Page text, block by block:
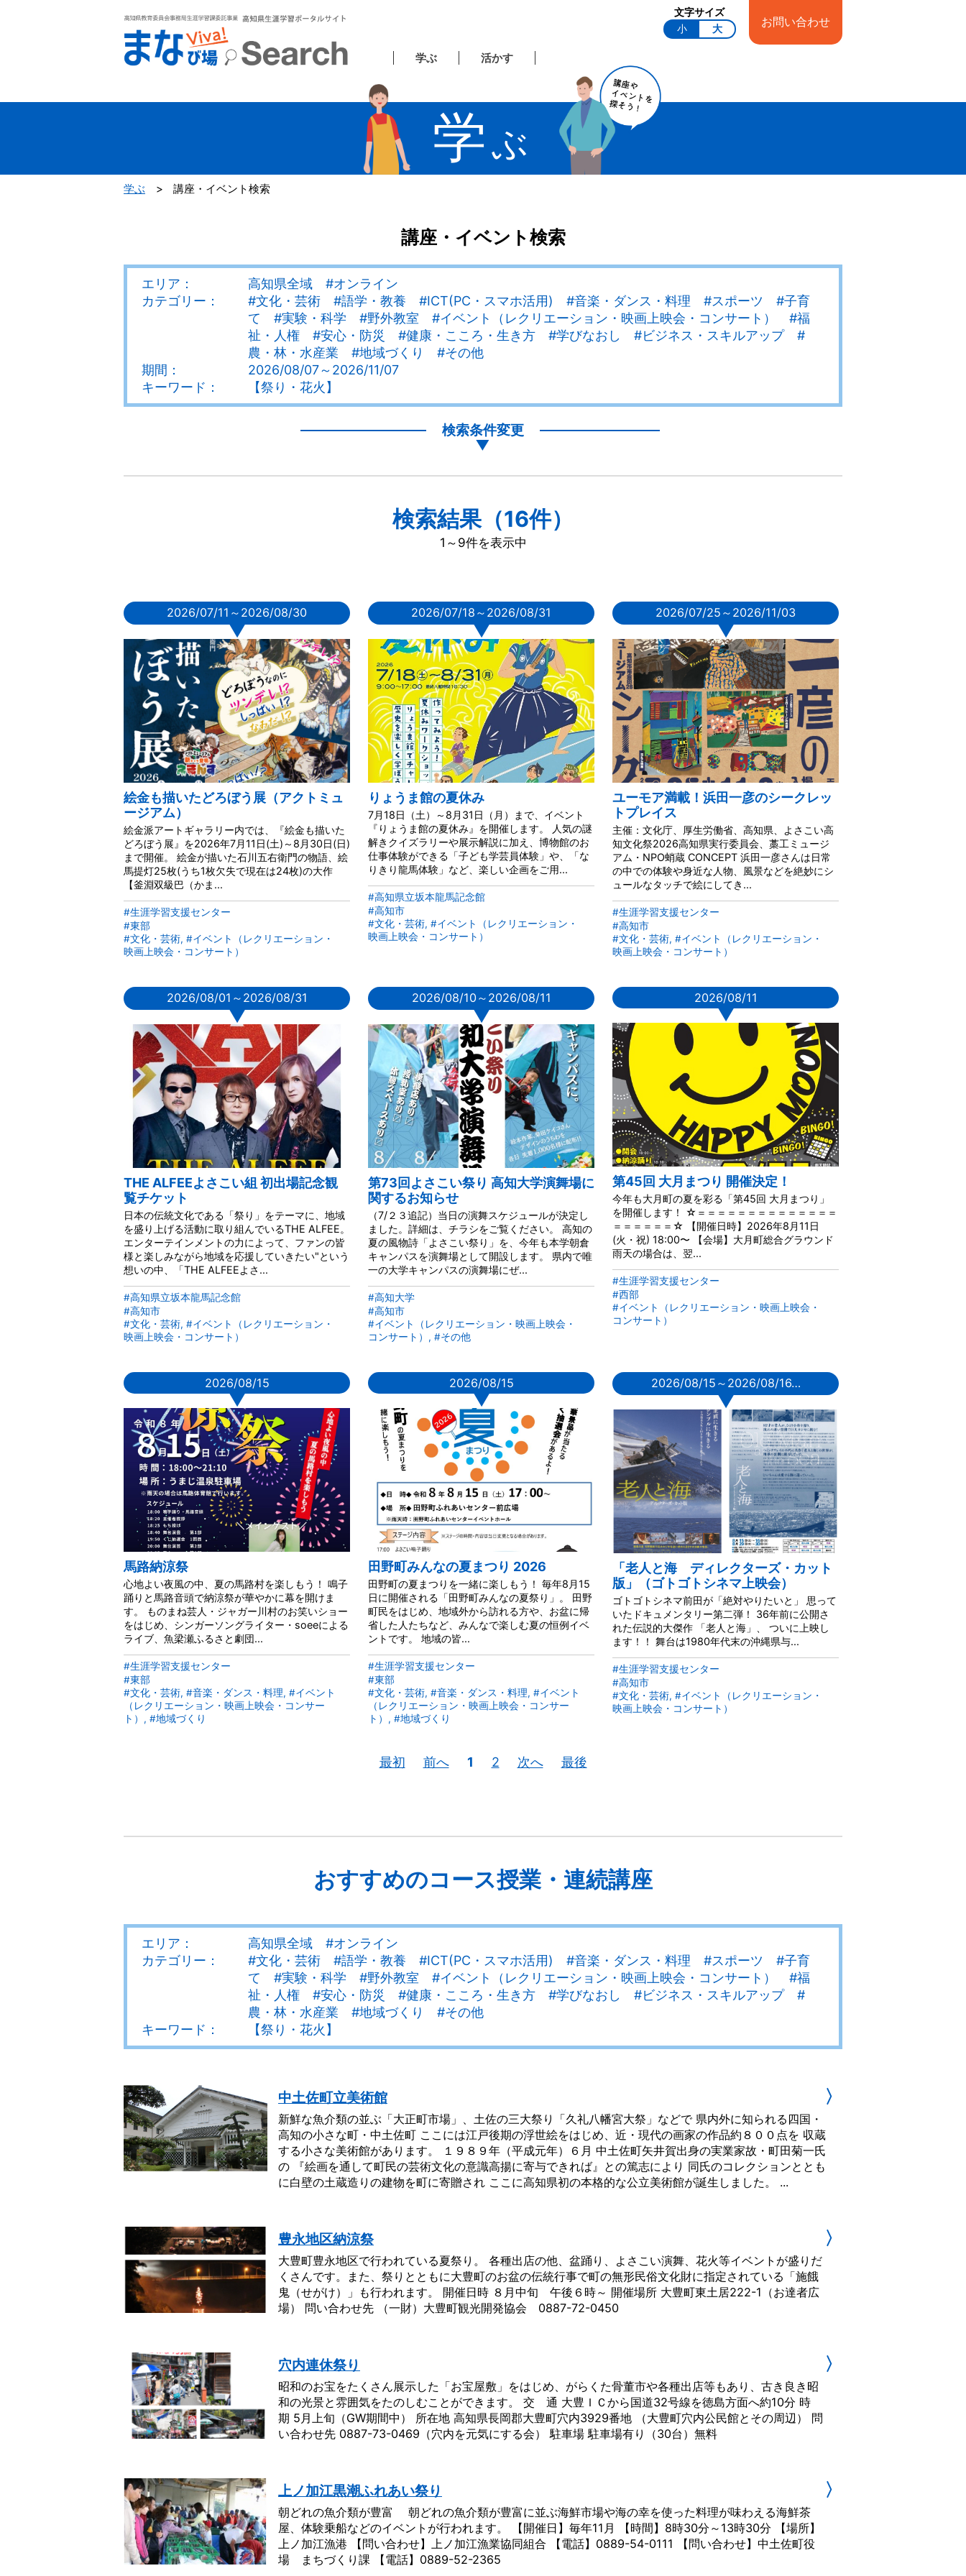
学ぶ 活かす
文字サイズ
小
大 お問い合わせ
学ぶ
学ぶ > 講座・イベント検索
講座・イベント検索
エリア：
高知県全域 #オンライン
カテゴリー：
#文化・芸術 #語学・教養 #ICT(PC・スマホ活用) #音楽・ダンス・料理 #スポーツ #子育
て #実験・科学 #野外教室 #イベント（レクリエーション・映画上映会・コンサート） #福
祉・人権 #安心・防災 #健康・こころ・生き方 #学びなおし #ビジネス・スキルアップ #
農・林・水産業 #地域づくり #その他
期間：
2026/08/07～2026/11/07
キーワード：
【祭り・花火】
検索条件変更
▼
検索結果（16件）
1～9件を表示中
2026/07/11～2026/08/30
▼
絵金も描いたどろぼう展（アクトミュ
ージアム）
絵金派アートギャラリー内では、『絵金も描いた
どろぼう展』を2026年7月11日(土)～8月30日(日)
まで開催。 絵金が描いた石川五右衛門の物語、絵
馬提灯25枚(うち1枚欠失で現在は24枚)の大作
【釜淵双級巴（かま...
#生涯学習支援センター
#東部
#文化・芸術, #イベント（レクリエーション・
映画上映会・コンサート）
2026/07/18～2026/08/31
▼
りょうま館の夏休み
7月18日（土）～8月31日（月）まで、イベント
『りょうま館の夏休み』を開催します。 人気の謎
解きクイズラリーや展示解説に加え、博物館のお
仕事体験ができる「子ども学芸員体験」や、「な
りきり龍馬体験」など、楽しい企画をご用...
#高知県立坂本龍馬記念館
#高知市
#文化・芸術, #イベント（レクリエーション・
映画上映会・コンサート）
2026/07/25～2026/11/03
▼
ユーモア満載！浜田一彦のシークレッ
トプレイス
主催：文化庁、厚生労働省、高知県、よさこい高
知文化祭2026高知県実行委員会、藁工ミュージ
アム・NPO蛸蔵 CONCEPT 浜田一彦さんは日常
の中での体験や身近な人物、風景などを絶妙にシ
ュールなタッチで絵にしてき...
#生涯学習支援センター
#高知市
#文化・芸術, #イベント（レクリエーション・
映画上映会・コンサート）
2026/08/01～2026/08/31
▼
THE ALFEEよさこい組 初出場記念観
覧チケット
日本の伝統文化である「祭り」をテーマに、地域
を盛り上げる活動に取り組んでいるTHE ALFEE。
エンターテインメントの力によって、ファンの皆
様と楽しみながら地域を応援していきたい"という
想いの中、「THE ALFEEよさ...
#高知県立坂本龍馬記念館
#高知市
#文化・芸術, #イベント（レクリエーション・
映画上映会・コンサート）
2026/08/10～2026/08/11
▼
第73回よさこい祭り 高知大学演舞場に
関するお知らせ
（7/２３追記）当日の演舞スケジュールが決定し
ました。詳細は、チラシをご覧ください。 高知の
夏の風物詩「よさこい祭り」を、今年も本学朝倉
キャンパスを演舞場として開設します。 県内で唯
一の大学キャンパスの演舞場にぜ...
#高知大学
#高知市
#イベント（レクリエーション・映画上映会・
コンサート）, #その他
2026/08/11
▼
第45回 大月まつり 開催決定！
今年も大月町の夏を彩る「第45回 大月まつり」
を開催します！ ☆＝＝＝＝＝＝＝＝＝＝＝＝＝＝
＝＝＝＝＝＝☆ 【開催日時】2026年8月11日
(火・祝) 18:00〜 【会場】大月町総合グラウンド
雨天の場合は、翌...
#生涯学習支援センター
#西部
#イベント（レクリエーション・映画上映会・
コンサート）
2026/08/15
▼
馬路納涼祭
心地よい夜風の中、夏の馬路村を楽しもう！ 鳴子
踊りと馬路音頭で納涼祭が華やかに幕を開けま
す。 ものまね芸人・ジャガー川村のお笑いショー
をはじめ、シンガーソングライター・soeeによる
ライブ、魚梁瀬ふるさと劇団...
#生涯学習支援センター
#東部
#文化・芸術, #音楽・ダンス・料理, #イベント
（レクリエーション・映画上映会・コンサー
ト）, #地域づくり
2026/08/15
▼
田野町みんなの夏まつり 2026
田野町の夏まつりを一緒に楽しもう！ 毎年8月15
日に開催される「田野町みんなの夏祭り」。 田野
町民をはじめ、地域外から訪れる方や、お盆に帰
省した人たちなど、みんなで楽しむ夏の恒例イベ
ントです。 地域の皆...
#生涯学習支援センター
#東部
#文化・芸術, #音楽・ダンス・料理, #イベント
（レクリエーション・映画上映会・コンサー
ト）, #地域づくり
2026/08/15～2026/08/16…
▼
「老人と海 ディレクターズ・カット
版」（ゴトゴトシネマ上映会）
ゴトゴトシネマ前田が「絶対やりたいと」 思って
いたドキュメンタリー第二弾！ 36年前に公開さ
れた伝説的大傑作 「老人と海」、 ついに上映し
ます！！ 舞台は1980年代末の沖縄県与...
#生涯学習支援センター
#高知市
#文化・芸術, #イベント（レクリエーション・
映画上映会・コンサート）
最初 前へ 1 2 次へ 最後
おすすめのコース授業・連続講座
エリア：
高知県全域 #オンライン
カテゴリー：
#文化・芸術 #語学・教養 #ICT(PC・スマホ活用) #音楽・ダンス・料理 #スポーツ #子育
て #実験・科学 #野外教室 #イベント（レクリエーション・映画上映会・コンサート） #福
祉・人権 #安心・防災 #健康・こころ・生き方 #学びなおし #ビジネス・スキルアップ #
農・林・水産業 #地域づくり #その他
キーワード：
【祭り・花火】
〉
中土佐町立美術館
新鮮な魚介類の並ぶ「大正町市場」、土佐の三大祭り「久礼八幡宮大祭」などで 県内外に知られる四国・
高知の小さな町・中土佐町 ここには江戸後期の浮世絵をはじめ、近・現代の画家の作品約８００点を 収蔵
する小さな美術館があります。 １９８９年（平成元年）６月 中土佐町矢井賀出身の実業家故・町田菊一氏
の 『絵画を通して町民の芸術文化の意識高揚に寄与できれば』との篤志により 同氏のコレクションととも
に白壁の土蔵造りの建物を町に寄贈され ここに高知県初の本格的な公立美術館が誕生しました。 ...
〉
豊永地区納涼祭
大豊町豊永地区で行われている夏祭り。 各種出店の他、盆踊り、よさこい演舞、花火等イベントが盛りだ
くさんです。また、祭りとともに大豊町のお盆の伝統行事で町の無形民俗文化財に指定されている「施餓
鬼（せがけ）」も行われます。 開催日時 ８月中旬 午後６時～ 開催場所 大豊町東土居222-1（お達者広
場） 問い合わせ先 （一財）大豊町観光開発協会 0887-72-0450
〉
穴内連休祭り
昭和のお宝をたくさん展示した「お宝屋敷」をはじめ、がらくた骨董市や各種出店等もあり、古き良き昭
和の光景と雰囲気をたのしむことができます。 交 通 大豊ＩＣから国道32号線を徳島方面へ約10分 時
期 5月上旬（GW期間中） 所在地 高知県長岡郡大豊町穴内3929番地 （大豊町穴内公民館とその周辺） 問
い合わせ先 0887-73-0469（穴内を元気にする会） 駐車場 駐車場有り（30台）無料
〉
上ノ加江黒潮ふれあい祭り
朝どれの魚介類が豊富 朝どれの魚介類が豊富に並ぶ海鮮市場や海の幸を使った料理が味わえる海鮮茶
屋、体験乗船などのイベントが行われます。 【開催日】毎年11月 【時間】8時30分～13時30分 【場所】
上ノ加江漁港 【問い合わせ】上ノ加江漁業協同組合 【電話】0889-54-0111 【問い合わせ】中土佐町役
場 まちづくり課 【電話】0889-52-2365